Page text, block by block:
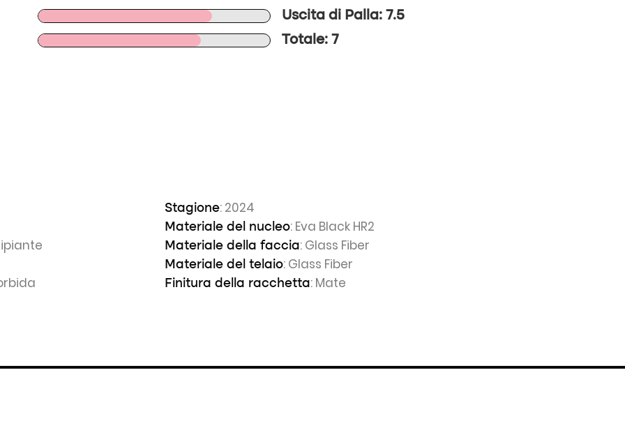
Uscita di Palla: 7.5
Totale: 7
Stagione: 2024
Materiale del nucleo: Eva Black HR2
Materiale della faccia: Glass Fiber
Materiale del telaio: Glass Fiber
Finitura della racchetta: Mate